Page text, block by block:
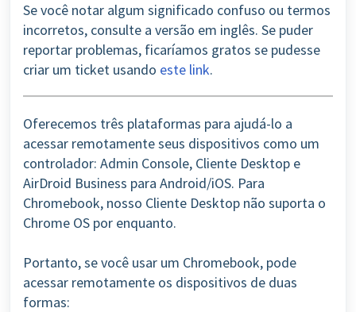
Se você notar algum significado confuso ou termos
incorretos, consulte a versão em inglês. Se puder
reportar problemas, ficaríamos gratos se pudesse
criar um ticket usando este link.
Oferecemos três plataformas para ajudá-lo a
acessar remotamente seus dispositivos como um
controlador: Admin Console, Cliente Desktop e
AirDroid Business para Android/iOS. Para
Chromebook, nosso Cliente Desktop não suporta o
Chrome OS por enquanto.
Portanto, se você usar um Chromebook, pode
acessar remotamente os dispositivos de duas
formas: